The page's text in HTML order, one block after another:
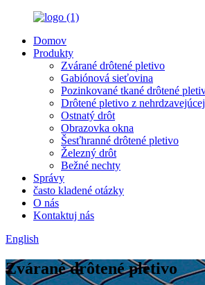
Domov
Produkty
Zvárané drôtené pletivo
Gabiónová sieťovina
Pozinkované tkané drôtené
Drôtené pletivo z
Ostnatý drôt
Obrazovka okna
Šesťhranné drôtené pletivo
Železný drôt
Bežné nechty
Správy
často kladené otázky
O nás
Kontaktuj nás
English
Zvárané drôtené pletivo